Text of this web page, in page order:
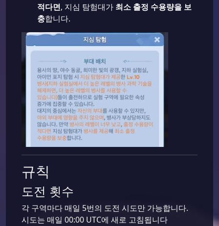
적다면, 지심 탐험대가 최소 출정 수용량을 보
충합니다.
규칙
도전 횟수
각 구역마다 매일 5번의 도전 시도만 가능합니다.
시도는 매일 00:00 UTC에 새로 고침됩니다